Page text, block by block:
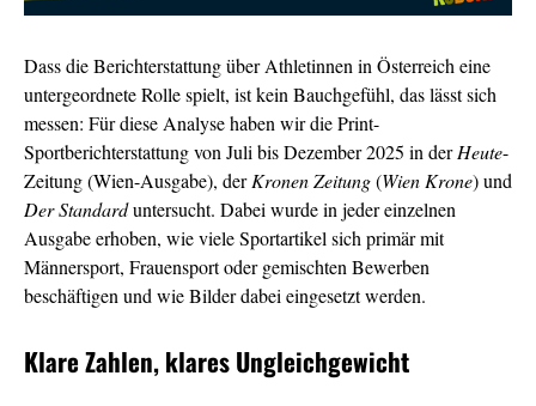
Dass die Berichterstattung über Athletinnen in Österreich eine
untergeordnete Rolle spielt, ist kein Bauchgefühl, das lässt sich
messen: Für diese Analyse haben wir die Print-
Sportberichterstattung von Juli bis Dezember 2025 in derHeute-
Zeitung (Wien-Ausgabe), derKronen Zeitung(Wien Krone) und
Der Standarduntersucht. Dabei wurde in jeder einzelnen
Ausgabe erhoben, wie viele Sportartikel sich primär mit
Männersport, Frauensport oder gemischten Bewerben
beschäftigen undwie Bilder dabei eingesetzt werden.
Klare Zahlen, klares Ungleichgewicht